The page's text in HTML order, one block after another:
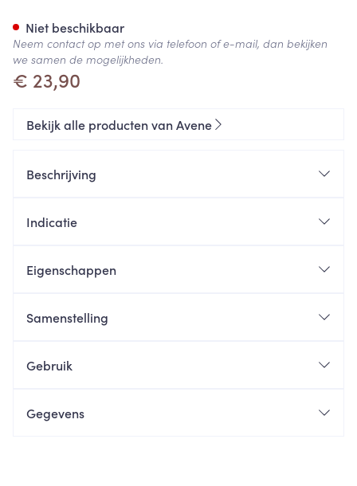
€ 23,90
Niet beschikbaar
Neem contact op met ons via telefoon of e-mail, dan bekijken
we samen de mogelijkheden.
Bekijk alle producten van Avene
Beschrijving
Indicatie
Eigenschappen
Samenstelling
Gebruik
Gegevens